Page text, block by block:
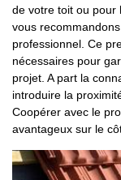
de votre toit ou pour
vous
professionnel. Ce
nécessaires pour
projet. A part la
introduire la
Coopérer avec le
avantageux sur le